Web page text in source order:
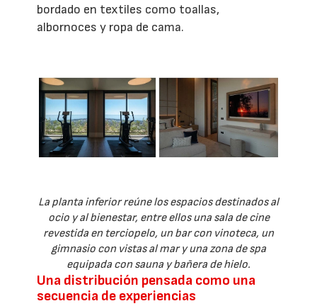
bordado en textiles como toallas,
albornoces y ropa de cama.
La planta inferior reúne los espacios destinados al
ocio y al bienestar, entre ellos una sala de cine
revestida en terciopelo, un bar con vinoteca, un
gimnasio con vistas al mar y una zona de spa
equipada con sauna y bañera de hielo.
Una distribución pensada como una
secuencia de experiencias